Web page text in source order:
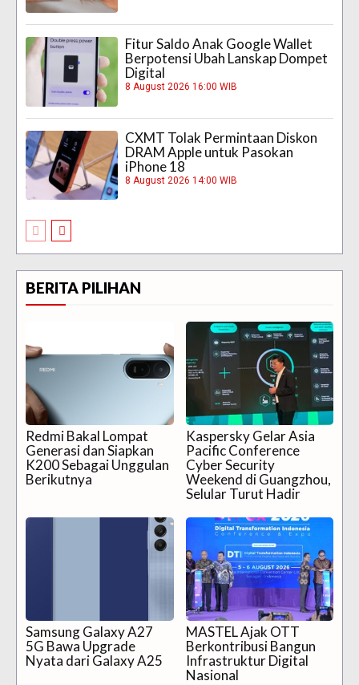
Fitur Saldo Anak Google Wallet
Berpotensi Ubah Lanskap Dompet
Digital
8 August 2026 16:00 WIB
CXMT Tolak Permintaan Diskon
DRAM Apple untuk Pasokan
iPhone 18
8 August 2026 14:00 WIB
BERITA PILIHAN
Redmi Bakal Lompat
Generasi dan Siapkan
K200 Sebagai Unggulan
Berikutnya
Kaspersky Gelar Asia
Pacific Conference
Cyber Security
Weekend di Guangzhou,
Selular Turut Hadir
Samsung Galaxy A27
5G Bawa Upgrade
Nyata dari Galaxy A25
MASTEL Ajak OTT
Berkontribusi Bangun
Infrastruktur Digital
Nasional